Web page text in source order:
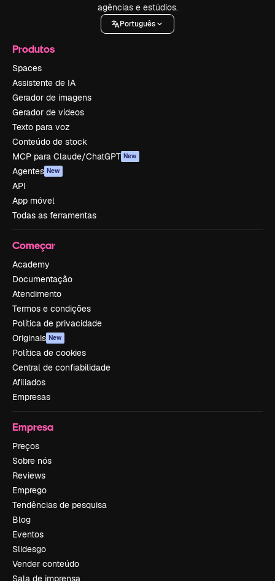
agências e estúdios.
Português
Produtos
Spaces
Assistente de IA
Gerador de imagens
Gerador de vídeos
Texto para voz
Conteúdo de stock
MCP para Claude/ChatGPT New
Agentes New
API
App móvel
Todas as ferramentas
Começar
Academy
Documentação
Atendimento
Termos e condições
Política de privacidade
Originais New
Política de cookies
Central de confiabilidade
Afiliados
Empresas
Empresa
Preços
Sobre nós
Reviews
Emprego
Tendências de pesquisa
Blog
Eventos
Slidesgo
Vender conteúdo
Sala de imprensa